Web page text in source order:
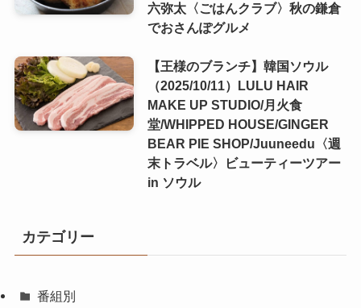
六弥太〈ごはんクラブ〉秋の鎌倉
でおさんぽグルメ
【王様のブランチ】韓国ソウル
（2025/10/11）LULU HAIR
MAKE UP STUDIO/月火食
堂/WHIPPED HOUSE/GINGER
BEAR PIE SHOP/Juuneedu〈週
末トラベル〉ビューティーツアー
in ソウル
カテゴリー
番組別